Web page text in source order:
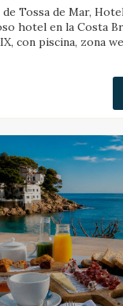
Tossa de Mar,
hotel en la Costa
con piscina, zona